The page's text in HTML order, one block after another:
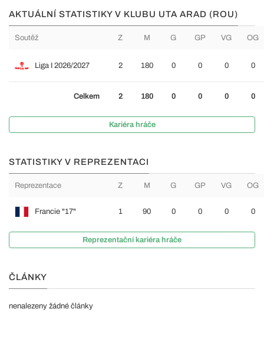
AKTUÁLNÍ STATISTIKY V KLUBU UTA ARAD (ROU)
Soutěž Z M G GP VG OG
Liga I 2026/2027 2 180 0 0 0 0
Celkem 2 180 0 0 0 0
Kariéra hráče
STATISTIKY V REPREZENTACI
Reprezentace Z M G GP VG OG
Francie "17" 1 90 0 0 0 0
Reprezentační kariéra hráče
ČLÁNKY
nenalezeny žádné články